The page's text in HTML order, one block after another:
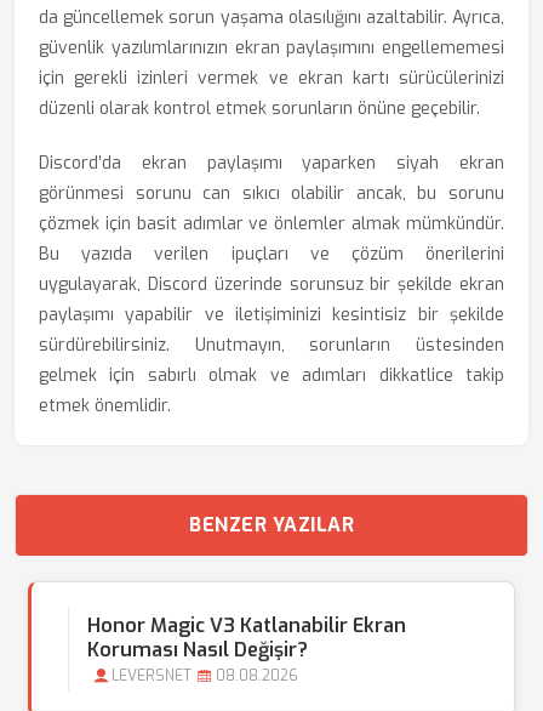
da güncellemek sorun yaşama olasılığını azaltabilir. Ayrıca,
güvenlik yazılımlarınızın ekran paylaşımını engellememesi
için gerekli izinleri vermek ve ekran kartı sürücülerinizi
düzenli olarak kontrol etmek sorunların önüne geçebilir.
Discord’da ekran paylaşımı yaparken siyah ekran
görünmesi sorunu can sıkıcı olabilir ancak, bu sorunu
çözmek için basit adımlar ve önlemler almak mümkündür.
Bu yazıda verilen ipuçları ve çözüm önerilerini
uygulayarak, Discord üzerinde sorunsuz bir şekilde ekran
paylaşımı yapabilir ve iletişiminizi kesintisiz bir şekilde
sürdürebilirsiniz. Unutmayın, sorunların üstesinden
gelmek için sabırlı olmak ve adımları dikkatlice takip
etmek önemlidir.
BENZER YAZILAR
Honor Magic V3 Katlanabilir Ekran
Koruması Nasıl Değişir?
LEVERSNET 08.08.2026